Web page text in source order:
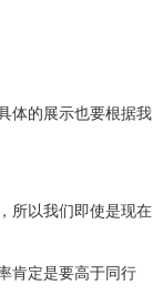
体的展示也要根据我
所以我们即使是现在
肯定是要高于同行